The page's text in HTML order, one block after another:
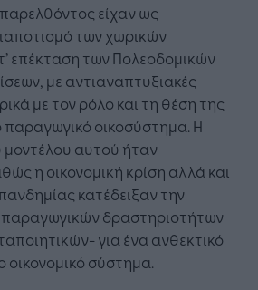
είχαν ως
των χωρικών
επέκταση των Πολεοδομικών
με αντιαναπτυξιακές
με τον ρόλο και τη θέση της
οικοσύστημα. Η
αυτού ήταν
η οικονομική κρίση αλλά και
κατέδειξαν την
παραγωγικών δραστηριοτήτων
για ένα ανθεκτικό
οικονομικό σύστημα.